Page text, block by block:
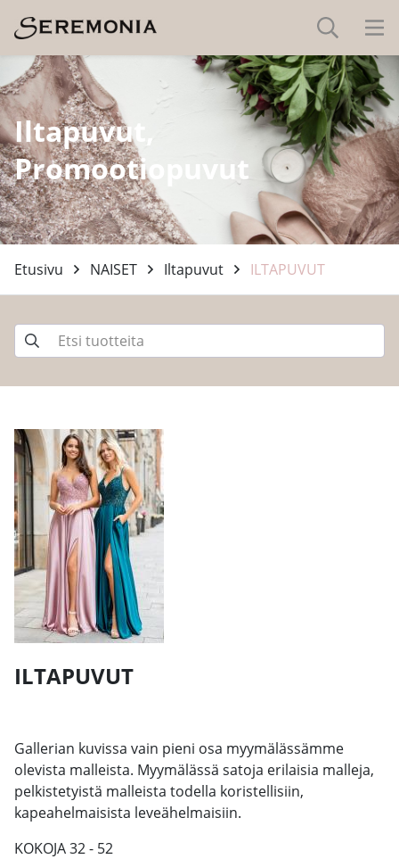
Iltapuvut,
Promootiopuvut
Etusivu NAISET Iltapuvut
ILTAPUVUT
ILTAPUVUT
Gallerian kuvissa vain pieni osa myymälässämme
olevista malleista. Myymälässä satoja erilaisia malleja,
pelkistetyistä malleista todella koristellisiin,
kapeahelmaisista leveähelmaisiin.
KOKOJA 32 - 52